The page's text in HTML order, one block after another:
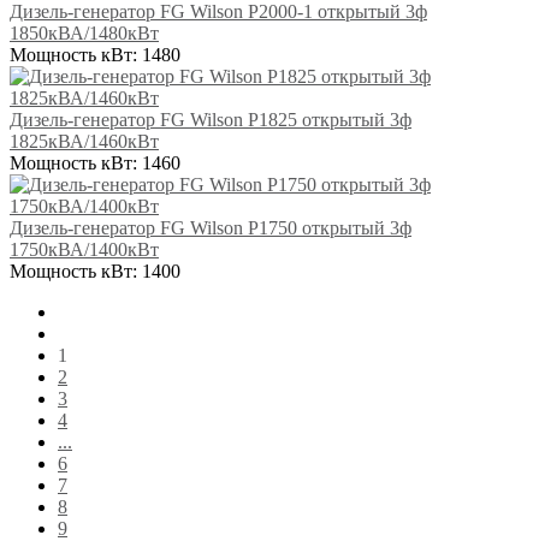
Дизель-генератор FG Wilson P2000-1 открытый 3ф
1850кВА/1480кВт
Мощность кВт: 1480
Дизель-генератор FG Wilson P1825 открытый 3ф
1825кВА/1460кВт
Мощность кВт: 1460
Дизель-генератор FG Wilson P1750 открытый 3ф
1750кВА/1400кВт
Мощность кВт: 1400
1
2
3
4
...
6
7
8
9